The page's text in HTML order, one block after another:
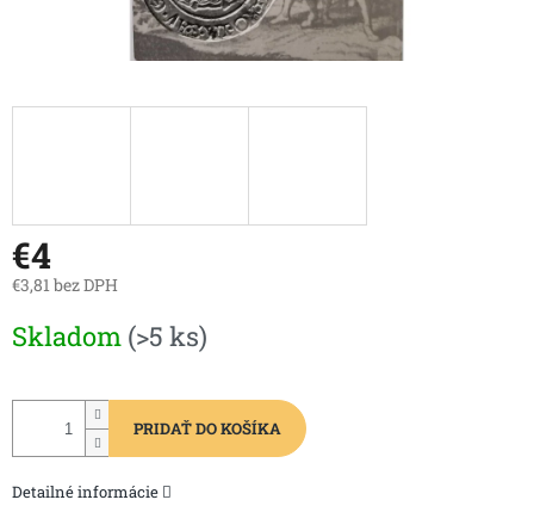
€4
€3,81 bez DPH
cena:
Skladom (>5 ks)
PRIDAŤ DO KOŠÍKA
Detailné informácie